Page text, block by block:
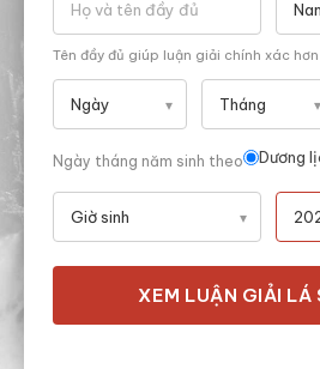
Tên đầy đủ giúp luận giải chính xác hơn
Ngày tháng năm sinh theo Dương
XEM LUẬN GIẢI LÁ